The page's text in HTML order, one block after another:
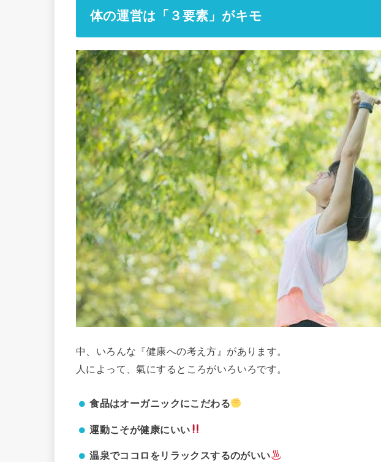
体の運営は「３要素」がキモ
中、いろんな『健康への考え方』があります。
人によって、氣にするところがいろいろです。
食品はオーガニックにこだわる
運動こそが健康にいい
温泉でココロをリラックスするのがいい